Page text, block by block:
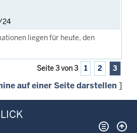
24
liegen für heute, den
Seite 3 von 3 1 2 3
auf einer Seite darstellen ]